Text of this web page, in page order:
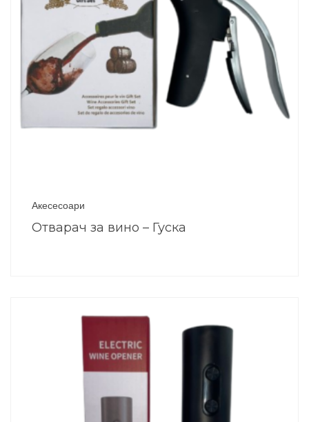
Акесесоари
Отварач за вино – Гуска